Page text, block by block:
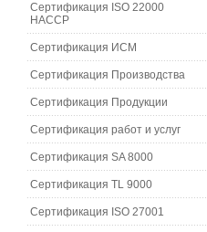
Сертификация ISO 22000
HACCP
Сертификация ИСМ
Сертификация Производства
Сертификация Продукции
Сертификация работ и услуг
Сертификация SA 8000
Сертификация TL 9000
Сертификация ISO 27001